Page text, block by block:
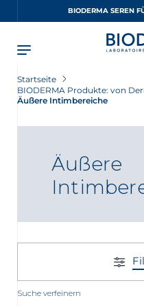
BIODERMA SEREN
Startseite
BIODERMA Produkte: von
Äußere Intimbereiche
Äußere
Suche verfeinern